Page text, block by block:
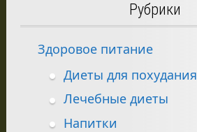
Рубрики
Здоровое питание
Диеты для похудания
Лечебные диеты
Напитки